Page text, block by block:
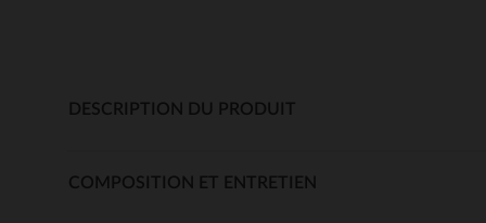
DESCRIPTION DU PRODUIT
COMPOSITION ET ENTRETIEN